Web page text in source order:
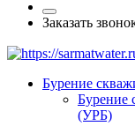
Заказать
Бурение
Бурение
(УРБ)